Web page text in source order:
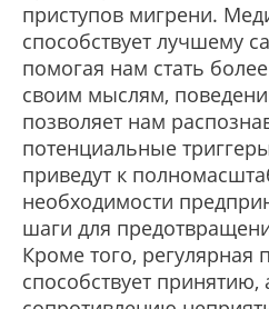
приступов мигрени.
способствует лучшему
помогая нам стать
своим мыслям,
позволяет нам
потенциальные
приведут к
необходимости
шаги для
Кроме того, регулярная
способствует принятию,